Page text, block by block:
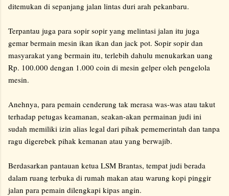
ditemukan di sepanjang jalan lintas duri arah pekanbaru.
Terpantau juga para sopir sopir yang melintasi jalan itu juga
gemar bermain mesin ikan ikan dan jack pot. Sopir sopir dan
masyarakat yang bermain itu, terlebih dahulu menukarkan uang
Rp. 100.000 dengan 1.000 coin di mesin gelper oleh pengelola
mesin.
Anehnya, para pemain cenderung tak merasa was-was atau takut
terhadap petugas keamanan, seakan-akan permainan judi ini
sudah memiliki izin alias legal dari pihak pememerintah dan tanpa
ragu digerebek pihak kemanan atau yang berwajib.
Berdasarkan pantauan ketua LSM Brantas, tempat judi berada
dalam ruang terbuka di rumah makan atau warung kopi pinggir
jalan para pemain dilengkapi kipas angin.